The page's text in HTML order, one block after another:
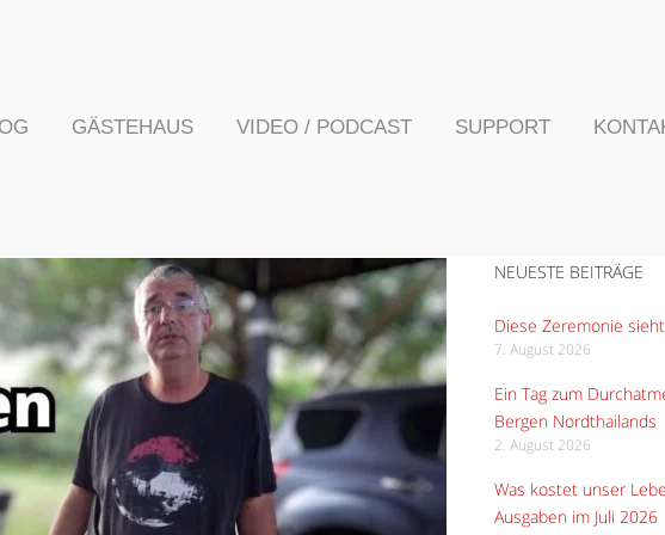
GÄSTEHAUS VIDEO / PODCAST SUPPORT
NEUESTE BEITRÄGE
Diese Zeremonie
7. August 2026
Ein Tag zum
Bergen Nordthailands
2. August 2026
Was kostet unser
Ausgaben im Juli 2026